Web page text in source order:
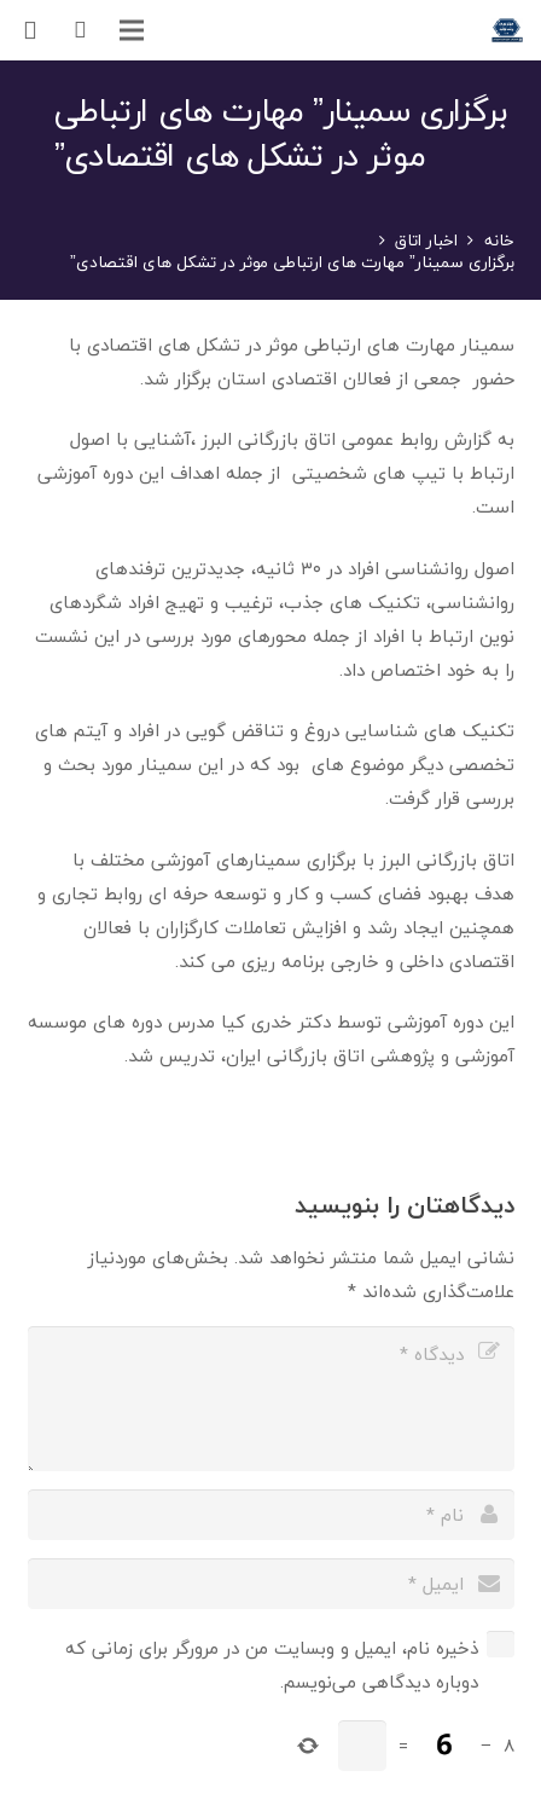
برگزاری سمینار” مهارت های ارتباطی
موثر در تشکل های اقتصادی”
خانه اخبار اتاق
برگزاری سمینار” مهارت های ارتباطی موثر در تشکل های اقتصادی”
سمینار مهارت های ارتباطی موثر در تشکل های اقتصادی با
حضور جمعی از فعالان اقتصادی استان برگزار شد.
به گزارش روابط عمومی اتاق بازرگانی البرز ،آشنایی با اصول
ارتباط با تیپ های شخصیتی از جمله اهداف این دوره آموزشی
است.
اصول روانشناسی افراد در ۳۰ ثانیه، جدیدترین ترفندهای
روانشناسی، تکنیک های جذب، ترغیب و تهیج افراد شگردهای
نوین ارتباط با افراد از جمله محورهای مورد بررسی در این نشست
را به خود اختصاص داد.
تکنیک های شناسایی دروغ و تناقض گویی در افراد و آیتم های
تخصصی دیگر موضوع های بود که در این سمینار مورد بحث و
بررسی قرار گرفت.
اتاق بازرگانی البرز با برگزاری سمینارهای آموزشی مختلف با
هدف بهبود فضای کسب و کار و توسعه حرفه ای روابط تجاری و
همچنین ایجاد رشد و افزایش تعاملات کارگزاران با فعالان
اقتصادی داخلی و خارجی برنامه ریزی می کند.
این دوره آموزشی توسط دکتر خدری کیا مدرس دوره های موسسه
آموزشی و پژوهشی اتاق بازرگانی ایران، تدریس شد.
دیدگاهتان را بنویسید
نشانی ایمیل شما منتشر نخواهد شد. بخش‌های موردنیاز
علامت‌گذاری شده‌اند*
ذخیره نام، ایمیل و وبسایت من در مرورگر برای زمانی که
دوباره دیدگاهی می‌نویسم.
8
−
=